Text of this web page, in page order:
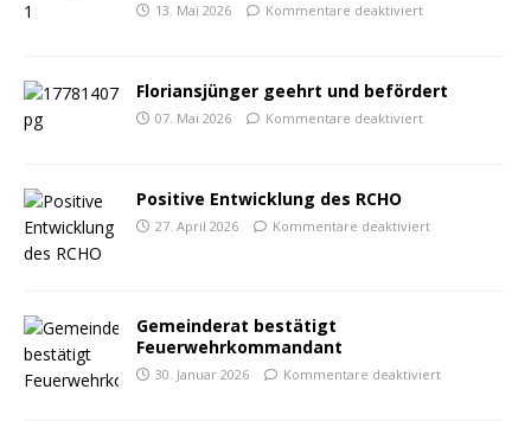
13. Mai 2026 Kommentare deaktiviert
Floriansjünger geehrt und befördert
07. Mai 2026 Kommentare deaktiviert
Positive Entwicklung des RCHO
27. April 2026 Kommentare deaktiviert
Gemeinderat bestätigt
Feuerwehrkommandant
30. Januar 2026 Kommentare deaktiviert